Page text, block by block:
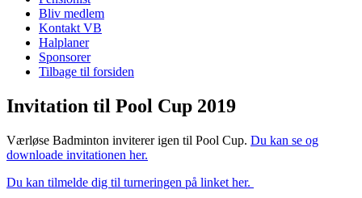
Bliv medlem
Kontakt VB
Halplaner
Sponsorer
Tilbage til forsiden
Invitation til Pool Cup 2019
Værløse Badminton inviterer igen til Pool Cup. Du kan se og
downloade invitationen her.
Du kan tilmelde dig til turneringen på linket her.